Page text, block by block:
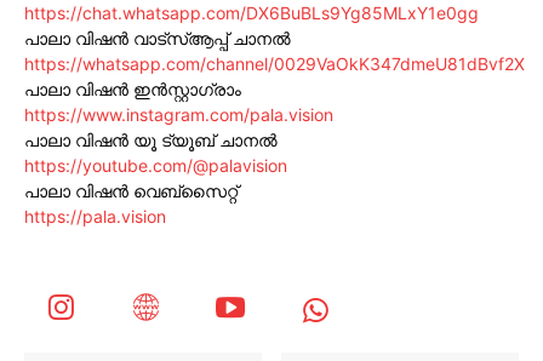
https://chat.whatsapp.com/DX6BuBLs9Yg85MLxY1e0gg
പാലാ വിഷൻ വാട്സ്ആപ്പ് ചാനൽ
https://whatsapp.com/channel/0029VaOkK347dmeU81dBvf2X
പാലാ വിഷൻ ഇൻസ്റ്റാഗ്രാം
https://www.instagram.com/pala.vision
പാലാ വിഷൻ യൂ ട്യൂബ് ചാനൽ
https://youtube.com/@palavision
പാലാ വിഷൻ വെബ്സൈറ്റ്
https://pala.vision